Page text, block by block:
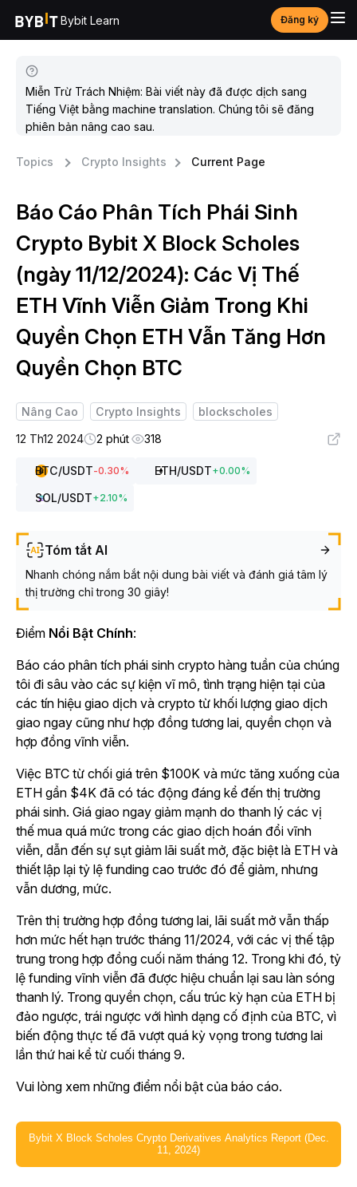
Bybit Learn Đăng ký
Miễn Trừ Trách Nhiệm: Bài viết này đã được dịch sang
Tiếng Việt bằng machine translation. Chúng tôi sẽ đăng
phiên bản nâng cao sau.
Topics Crypto Insights Current Page
Báo Cáo Phân Tích Phái Sinh
Crypto Bybit X Block Scholes
(ngày 11/12/2024): Các Vị Thế
ETH Vĩnh Viễn Giảm Trong Khi
Quyền Chọn ETH Vẫn Tăng Hơn
Quyền Chọn BTC
Nâng Cao Crypto Insights
blockscholes
12 Th12 2024
2 phút 318
BTC/USDT-0.30% ETH/USDT+0.00%
SOL/USDT+2.10%
Tóm tắt AI
Nhanh chóng nắm bắt nội dung bài viết và đánh giá tâm lý
thị trường chỉ trong 30 giây!
Điểm Nổi Bật Chính:
Báo cáo phân tích phái sinh crypto hàng tuần của chúng
tôi đi sâu vào các sự kiện vĩ mô, tình trạng hiện tại của
các tín hiệu giao dịch và crypto từ khối lượng giao dịch
giao ngay cũng như hợp đồng tương lai, quyền chọn và
hợp đồng vĩnh viễn.
Việc BTC từ chối giá trên $100K và mức tăng xuống của
ETH gần $4K đã có tác động đáng kể đến thị trường
phái sinh. Giá giao ngay giảm mạnh do thanh lý các vị
thế mua quá mức trong các giao dịch hoán đổi vĩnh
viễn, dẫn đến sự sụt giảm lãi suất mở, đặc biệt là ETH và
thiết lập lại tỷ lệ funding cao trước đó để giảm, nhưng
vẫn dương, mức.
Trên thị trường hợp đồng tương lai, lãi suất mở vẫn thấp
hơn mức hết hạn trước tháng 11/2024, với các vị thế tập
trung trong hợp đồng cuối năm tháng 12. Trong khi đó, tỷ
lệ funding vĩnh viễn đã được hiệu chuẩn lại sau làn sóng
thanh lý. Trong quyền chọn, cấu trúc kỳ hạn của ETH bị
đảo ngược, trái ngược với hình dạng cố định của BTC, vì
biến động thực tế đã vượt quá kỳ vọng trong tương lai
lần thứ hai kể từ cuối tháng 9.
Vui lòng xem những điểm nổi bật của báo cáo.
Bybit X Block Scholes Crypto Derivatives Analytics Report (Dec.
11, 2024)